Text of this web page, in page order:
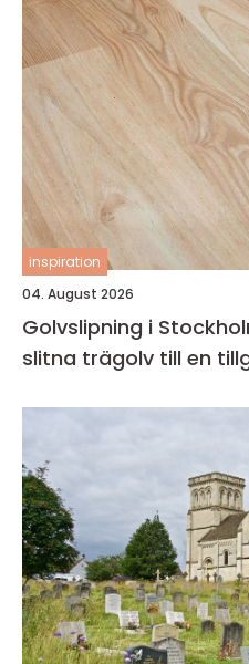
inspiration
04. August 2026
Golvslipning i
slitna trägolv till en